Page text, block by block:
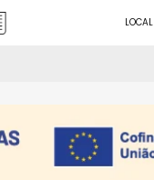
LOCAL